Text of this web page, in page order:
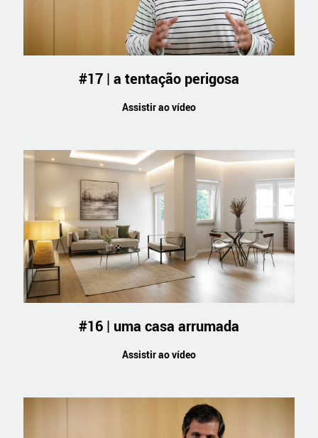
#17 | a tentação perigosa
Assistir ao vídeo
#16 | uma casa arrumada
Assistir ao vídeo